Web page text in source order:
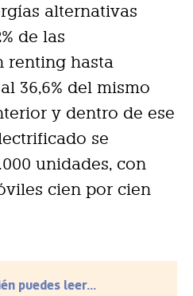
alternativas
de las
renting hasta
36,6% del mismo
y dentro de ese
se
unidades, con
cien por cien
puedes leer...